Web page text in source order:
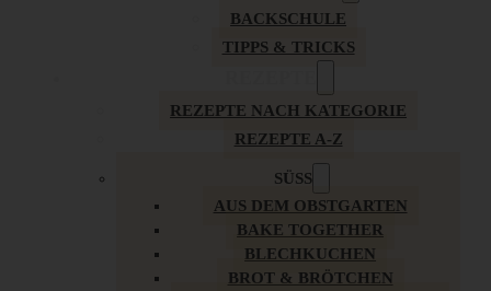
BACKSCHULE
TIPPS & TRICKS
REZEPTE NACH KATEGORIE
REZEPTE A-Z
SÜSS
AUS DEM OBSTGARTEN
BAKE TOGETHER
BLECHKUCHEN
BROT & BRÖTCHEN